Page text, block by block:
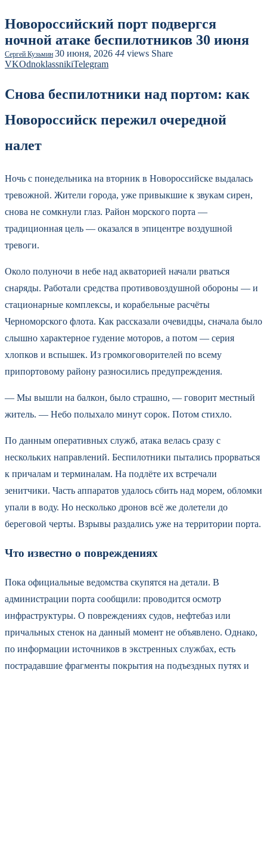
Новороссийский порт подвергся
ночной атаке беспилотников 30 июня
Сергей Кузьмин 30 июня, 2026 44 views Share
VKOdnoklassnikiTelegram
Снова беспилотники над портом: как
Новороссийск пережил очередной
налет
Ночь с понедельника на вторник в Новороссийске выдалась
тревожной. Жители города, уже привыкшие к звукам сирен,
снова не сомкнули глаз. Район морского порта —
традиционная цель — оказался в эпицентре воздушной
тревоги.
Около полуночи в небе над акваторией начали рваться
снаряды. Работали средства противовоздушной обороны — и
стационарные комплексы, и корабельные расчёты
Черноморского флота. Как рассказали очевидцы, сначала было
слышно характерное гудение моторов, а потом — серия
хлопков и вспышек. Из громкоговорителей по всему
припортовому району разносились предупреждения.
— Мы вышли на балкон, было страшно, — говорит местный
житель. — Небо полыхало минут сорок. Потом стихло.
По данным оперативных служб, атака велась сразу с
нескольких направлений. Беспилотники пытались прорваться
к причалам и терминалам. На подлёте их встречали
зенитчики. Часть аппаратов удалось сбить над морем, обломки
упали в воду. Но несколько дронов всё же долетели до
береговой черты. Взрывы раздались уже на территории порта.
Что известно о повреждениях
Пока официальные ведомства скупятся на детали. В
администрации порта сообщили: проводится осмотр
инфраструктуры. О повреждениях судов, нефтебаз или
причальных стенок на данный момент не объявлено. Однако,
по информации источников в экстренных службах, есть
пострадавшие фрагменты покрытия на подъездных путях и